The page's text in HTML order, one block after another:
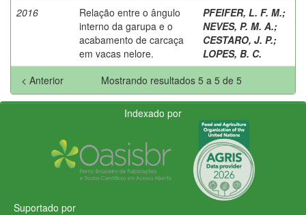
2016
Relação entre o ângulo
interno da garupa e o
acabamento de carcaça
em vacas nelore.
PFEIFER, L. F. M.;
NEVES, P. M. A.;
CESTARO, J. P.;
LOPES, B. C.
Mostrando resultados 5 a 5 de 5
< Anterior
Indexado por
Suportado por